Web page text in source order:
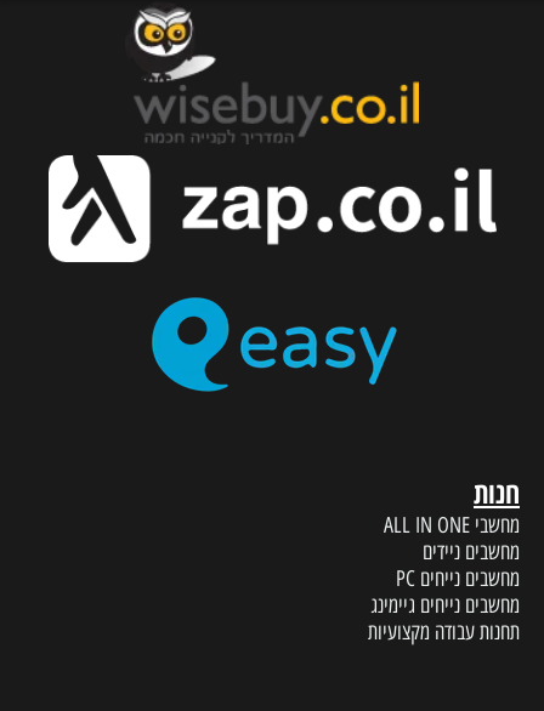
חנות
מחשבי ALL IN ONE
מחשבים ניידים
מחשבים נייחים PC
מחשבים נייחים גיימינג
תחנות עבודה מקצועיות